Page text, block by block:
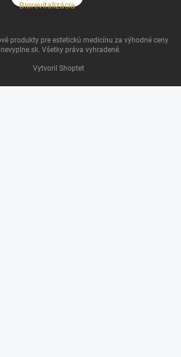
Biorevitalizácia
Vytvoril Shoptet
produkty pre estetickú medicínu za výhodné ceny
. Všetky práva vyhradené.